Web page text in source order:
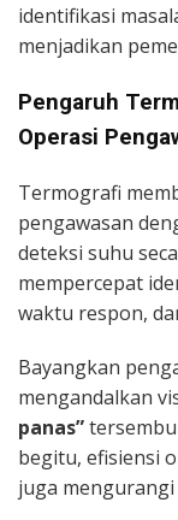
identifikasi
menjadikan
Pengaruh
Operasi
Termografi
pengawasan
deteksi suhu
mempercepat
waktu respon,
Bayangkan
mengandalkan
panas”
begitu, efisiensi
juga